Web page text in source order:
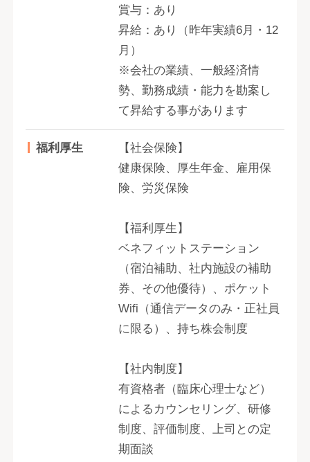
賞与：あり
昇給：あり（昨年実績6月・12
月）
※会社の業績、一般経済情
勢、勤務成績・能力を勘案し
て昇給する事があります
福利厚生
【社会保険】
健康保険、厚生年金、雇用保
険、労災保険
【福利厚生】
ベネフィットステーション
（宿泊補助、社内施設の補助
券、その他優待）、ポケット
Wifi（通信データのみ・正社員
に限る）、持ち株会制度
【社内制度】
有資格者（臨床心理士など）
によるカウンセリング、研修
制度、評価制度、上司との定
期面談